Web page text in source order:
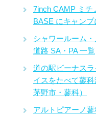
7inch CAMP ミチ
BASE にキャンプ
シャワールーム
道路 SA・PA 一覧
道の駅ビーナス
イスをたべて蓼
茅野市・蓼科）
アルトピアーノ